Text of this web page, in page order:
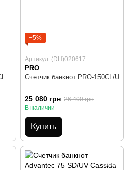
−5%
Артикул: (DH)020617
PRO
Счетчик банкнот PRO-150CL/U
25 080 грн 26 400 грн
В наличии
Купить